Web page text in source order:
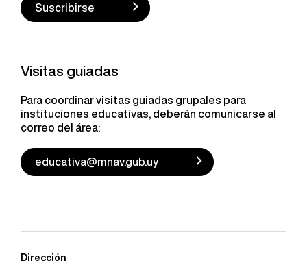
Suscribirse
Visitas guiadas
Para coordinar visitas guiadas grupales para
instituciones educativas, deberán comunicarse al
correo del área:
educativa@mnav.gub.uy
Dirección